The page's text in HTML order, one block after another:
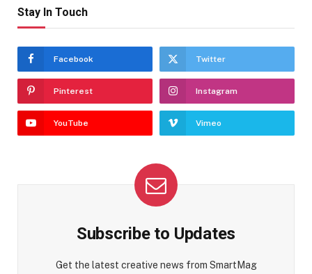
Stay In Touch
Facebook Twitter
Pinterest Instagram
YouTube Vimeo
Subscribe to Updates
Get the latest creative news from SmartMag